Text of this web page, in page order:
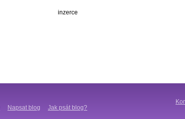
inzerce
Napsat blog Jak psát blog?